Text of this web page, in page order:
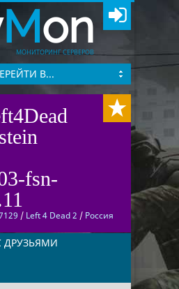
Mon
МОНИТОРИНГ СЕРВЕРОВ
В...
fsn-
/ Left 4 Dead 2 / Россия
ДРУЗЬЯМИ